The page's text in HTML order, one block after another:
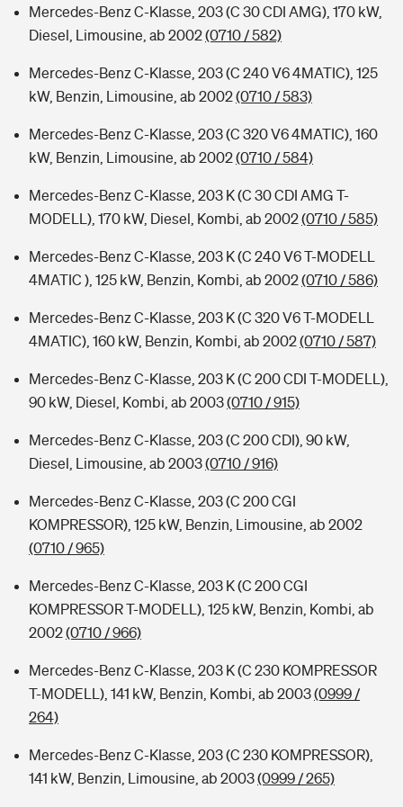
Mercedes-Benz C-Klasse, 203 (C 30 CDI AMG), 170 kW,
Diesel, Limousine, ab 2002(0710 / 582)
Mercedes-Benz C-Klasse, 203 (C 240 V6 4MATIC), 125
kW, Benzin, Limousine, ab 2002(0710 / 583)
Mercedes-Benz C-Klasse, 203 (C 320 V6 4MATIC), 160
kW, Benzin, Limousine, ab 2002(0710 / 584)
Mercedes-Benz C-Klasse, 203 K (C 30 CDI AMG T-
MODELL), 170 kW, Diesel, Kombi, ab 2002(0710 / 585)
Mercedes-Benz C-Klasse, 203 K (C 240 V6 T-MODELL
4MATIC ), 125 kW, Benzin, Kombi, ab 2002(0710 / 586)
Mercedes-Benz C-Klasse, 203 K (C 320 V6 T-MODELL
4MATIC), 160 kW, Benzin, Kombi, ab 2002(0710 / 587)
Mercedes-Benz C-Klasse, 203 K (C 200 CDI T-MODELL),
90 kW, Diesel, Kombi, ab 2003(0710 / 915)
Mercedes-Benz C-Klasse, 203 (C 200 CDI), 90 kW,
Diesel, Limousine, ab 2003(0710 / 916)
Mercedes-Benz C-Klasse, 203 (C 200 CGI
KOMPRESSOR), 125 kW, Benzin, Limousine, ab 2002
(0710 / 965)
Mercedes-Benz C-Klasse, 203 K (C 200 CGI
KOMPRESSOR T-MODELL), 125 kW, Benzin, Kombi, ab
2002(0710 / 966)
Mercedes-Benz C-Klasse, 203 K (C 230 KOMPRESSOR
T-MODELL), 141 kW, Benzin, Kombi, ab 2003(0999 /
264)
Mercedes-Benz C-Klasse, 203 (C 230 KOMPRESSOR),
141 kW, Benzin, Limousine, ab 2003(0999 / 265)